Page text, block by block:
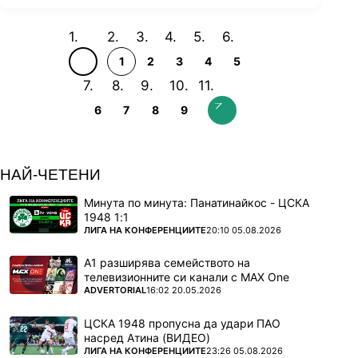
1 2 3 4 5
6 7 8 9
НАЙ-ЧЕТЕНИ
Минута по минута: Панатинайкос - ЦСКА
1948 1:1
ПОВЕЧЕ ОТ
ЛИГА НА КОНФЕРЕНЦИИТЕ20:10 05.08.2026
А1 разширява семейството на
телевизионните си канали с MAX One
ПОВЕЧЕ ОТ
ADVERTORIAL16:02 20.05.2026
ЦСКА 1948 пропусна да удари ПАО
насред Атина (ВИДЕО)
ПОВЕЧЕ ОТ
ЛИГА НА КОНФЕРЕНЦИИТЕ23:26 05.08.2026